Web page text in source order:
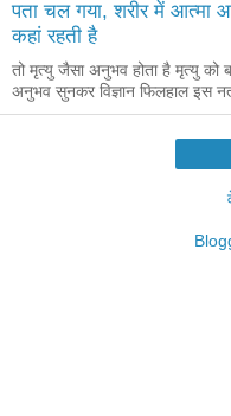
पता चल गया, शरीर में आत्मा
कहां रहती है
तो मृत्यु जैसा अनुभव होता है मृत्यु
अनुभव सुनकर विज्ञान फिलहाल इस